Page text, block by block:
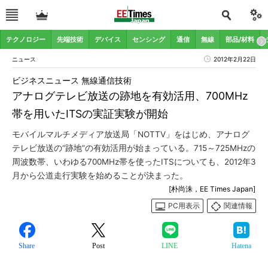
テクノロジー 先端技術 デバイス センシング 通信 無線 部品/材料
ニュース 2012年2月22日
アナログテレビ放送の跡地を有効活用、700MHz
帯を用いたITSの実証実験が開始
ビジネスニュース 無線通信技術
モバイルマルチメディア放送局「NOTTV」をはじめ、アナログ
テレビ放送の“跡地”の有効活用が始まっている。715～725MHzの
周波数帯、いわゆる700MHz帯を使ったITSについても、2012年3
月から公道走行実験を始めることが決まった。
[朴尚洙，EE Times Japan]
PC用表示
関連情報
Share Post LINE Hatena